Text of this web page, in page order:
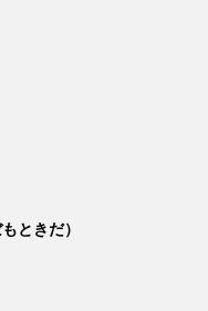
ときだ）